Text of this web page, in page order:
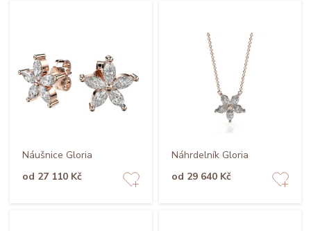
Náušnice Gloria
od 27 110 Kč
Náhrdelník Gloria
od 29 640 Kč